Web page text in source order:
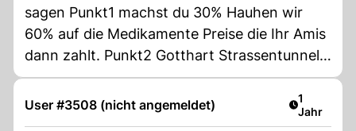
sagen Punkt1 machst du 30% Hauhen wir
60% auf die Medikamente Preise die Ihr Amis
dann zahlt. Punkt2 Gotthart Strassentunnel,
jeder EU LKW zahlt 500.- pro fahrt. Macht
die Neatanschlüsse in Italen und Deutschland
endlich fertig und Ihr verladet die LKW für
User #3508 (nicht angemeldet) Artikel
1
Jahr